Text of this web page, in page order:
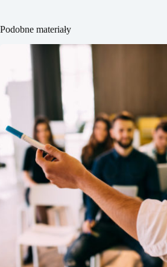
Podobne materiały